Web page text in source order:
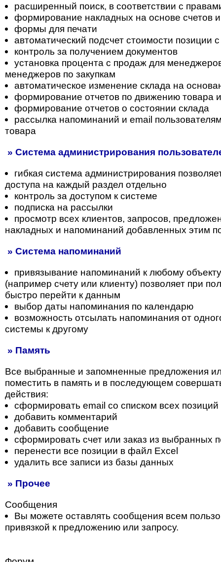
расширенный поиск, в соответствии с
формирование накладных на основе счетов и
формы для печати
автоматический подсчет стоимости позиции
контроль за получением документов
установка процента с продаж для
менеджеров по закупкам
автоматическое изменение склада на
формирование отчетов по движению товара
формирование отчетов о состоянии склада
рассылка напоминаний и email
товара
» Система администрирования
гибкая система администрирования
доступа на каждый раздел отдельно
контроль за доступом к системе
подписка на рассылки
просмотр всех клиентов, запросов,
накладных и напоминаний добавленных этим
» Система напоминаний
привязывание напоминаний к любому
(например счету или клиенту) позволяет при
быстро перейти к данным
выбор даты напоминания по календарю
возможность отсылать напоминания от
системы к другому
» Память
Все выбранные и запомненные предложения
поместить в память и в последующем
действия:
сформировать email со списком всех позиций
добавить комментарий
добавить сообщение
сформировать счет или заказ из выбранных
перенести все позиции в файл Excel
удалить все записи из базы данных
» Прочее
Сообщения
Вы можете оставлять сообщения всем
привязкой к предложению или запросу.